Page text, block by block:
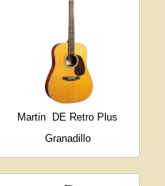
Martin
DE Retro Plus
Granadillo